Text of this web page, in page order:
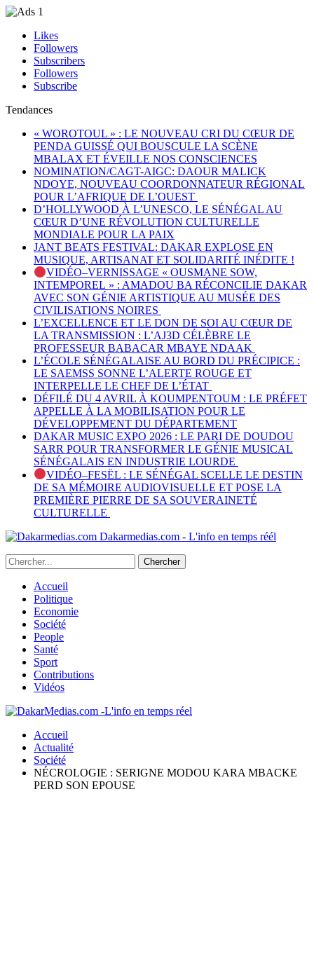
Likes
Followers
Subscribers
Followers
Subscribe
Tendances
« WOROTOUL » : LE NOUVEAU CRI DU CŒUR DE
PENDA GUISSÉ QUI BOUSCULE LA SCÈNE
MBALAX ET ÉVEILLE NOS CONSCIENCES
NOMINATION/CAGT-AIGC: DAOUR MALICK
NDOYE, NOUVEAU COORDONNATEUR RÉGIONAL
POUR L’AFRIQUE DE L’OUEST
D’HOLLYWOOD À L’UNESCO, LE SÉNÉGAL AU
CŒUR D’UNE RÉVOLUTION CULTURELLE
MONDIALE POUR LA PAIX
JANT BEATS FESTIVAL: DAKAR EXPLOSE EN
MUSIQUE, ARTISANAT ET SOLIDARITÉ INÉDITE !
VIDÉO–VERNISSAGE « OUSMANE SOW,
INTEMPOREL » : AMADOU BA RÉCONCILIE DAKAR
AVEC SON GÉNIE ARTISTIQUE AU MUSÉE DES
CIVILISATIONS NOIRES
L’EXCELLENCE ET LE DON DE SOI AU CŒUR DE
LA TRANSMISSION : L’AJ3D CÉLÈBRE LE
PROFESSEUR BABACAR MBAYE NDAAK
L’ÉCOLE SÉNÉGALAISE AU BORD DU PRÉCIPICE :
LE SAEMSS SONNE L’ALERTE ROUGE ET
INTERPELLE LE CHEF DE L’ÉTAT
DÉFILÉ DU 4 AVRIL À KOUMPENTOUM : LE PRÉFET
APPELLE À LA MOBILISATION POUR LE
DÉVELOPPEMENT DU DÉPARTEMENT
DAKAR MUSIC EXPO 2026 : LE PARI DE DOUDOU
SARR POUR TRANSFORMER LE GÉNIE MUSICAL
SÉNÉGALAIS EN INDUSTRIE LOURDE
VIDÉO–FESËL : LE SÉNÉGAL SCELLE LE DESTIN
DE SA MÉMOIRE AUDIOVISUELLE ET POSE LA
PREMIÈRE PIERRE DE SA SOUVERAINETÉ
CULTURELLE
Dakarmedias.com - L'info en temps réél
Accueil
Politique
Economie
Société
People
Santé
Sport
Contributions
Vidéos
Accueil
Actualité
Société
NÉCROLOGIE : SERIGNE MODOU KARA MBACKE
PERD SON EPOUSE